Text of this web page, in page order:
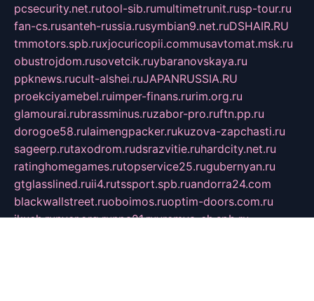
pcsecurity.net.rutool-sib.rumultimetrunit.rusp-tour.ru
fan-cs.rusanteh-russia.rusymbian9.net.ruDSHAIR.RU
tmmotors.spb.ruxjocuricopii.commusavtomat.msk.ru
obustrojdom.rusovetcik.ruybaranovskaya.ru
ppknews.rucult-alshei.ruJAPANRUSSIA.RU
proekciyamebel.ruimper-finans.rurim.org.ru
glamourai.rubrassminus.ruzabor-pro.ruftn.pp.ru
dorogoe58.rulaimengpacker.rukuzova-zapchasti.ru
sageerp.rutaxodrom.rudsrazvitie.ruhardcity.net.ru
ratinghomegames.rutopservice25.rugubernyan.ru
gtglasslined.ruii4.rutssport.spb.ruandorra24.com
blackwallstreet.ruoboimos.ruoptim-doors.com.ru
ikuch.runycr.org.runpa21.ruvremya-ch.spb.ru